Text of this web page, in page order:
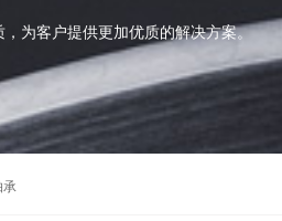
为客户提供更加优质的解决方案。
承